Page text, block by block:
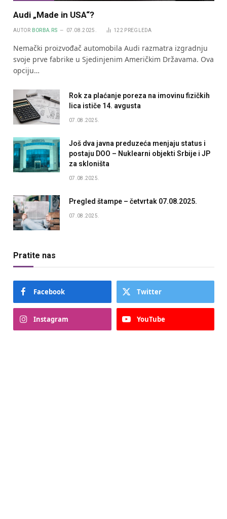
Audi „Made in USA“?
AUTOR BORBA.RS 07.08.2025. 122 PREGLEDA
Nemački proizvođač automobila Audi razmatra izgradnju
svoje prve fabrike u Sjedinjenim Američkim Državama. Ova
opciju…
Rok za plaćanje poreza na imovinu fizičkih
lica ističe 14. avgusta
07.08.2025.
Još dva javna preduzeća menjaju status i
postaju DOO – Nuklearni objekti Srbije i JP
za skloništa
07.08.2025.
Pregled štampe – četvrtak 07.08.2025.
07.08.2025.
Pratite nas
Facebook Twitter
Instagram YouTube